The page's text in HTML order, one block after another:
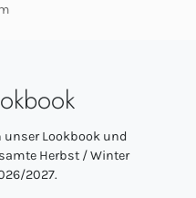
unser Lookbook und
Herbst / Winter
2027.